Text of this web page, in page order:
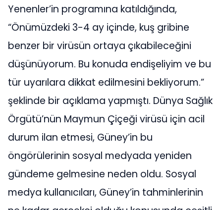
Yenenler’in programına katıldığında,
“Önümüzdeki 3-4 ay içinde, kuş gribine
benzer bir virüsün ortaya çıkabileceğini
düşünüyorum. Bu konuda endişeliyim ve bu
tür uyarılara dikkat edilmesini bekliyorum.”
şeklinde bir açıklama yapmıştı. Dünya Sağlık
Örgütü’nün Maymun Çiçeği virüsü için acil
durum ilan etmesi, Güney’in bu
öngörülerinin sosyal medyada yeniden
gündeme gelmesine neden oldu. Sosyal
medya kullanıcıları, Güney’in tahminlerinin